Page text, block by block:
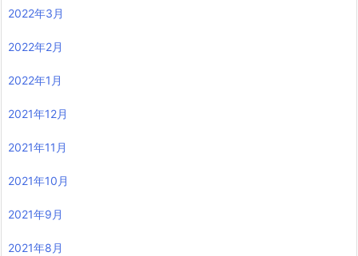
2022年3月
2022年2月
2022年1月
2021年12月
2021年11月
2021年10月
2021年9月
2021年8月